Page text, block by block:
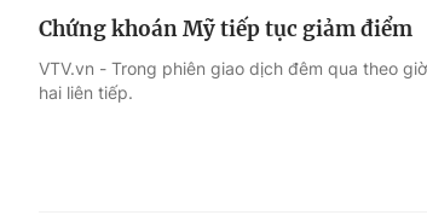
Chứng khoán Mỹ tiếp tục giảm điểm
VTV.vn - Trong phiên giao dịch đêm qua theo
hai liên tiếp.